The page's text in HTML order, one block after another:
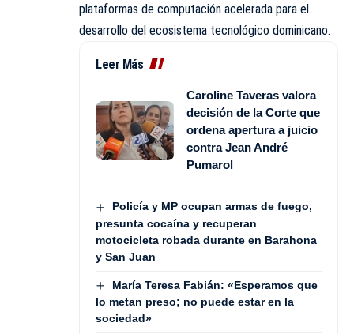
plataformas de computación acelerada para el
desarrollo del ecosistema tecnológico dominicano.
Leer Más
Caroline Taveras valora
decisión de la Corte que
ordena apertura a juicio
contra Jean André
Pumarol
Policía y MP ocupan armas de fuego,
presunta cocaína y recuperan
motocicleta robada durante en Barahona
y San Juan
María Teresa Fabián: «Esperamos que
lo metan preso; no puede estar en la
sociedad»